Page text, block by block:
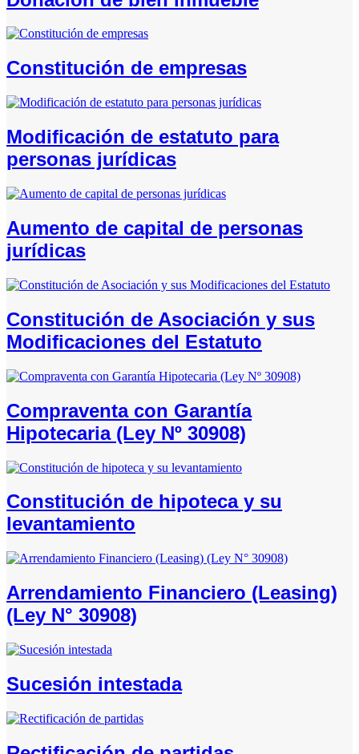
Constitución de empresas
Modificación de estatuto para
personas jurídicas
Aumento de capital de personas
jurídicas
Constitución de Asociación y sus
Modificaciones del Estatuto
Compraventa con Garantía
Hipotecaria (Ley Nº 30908)
Constitución de hipoteca y su
levantamiento
Arrendamiento Financiero (Leasing)
(Ley N° 30908)
Sucesión intestada